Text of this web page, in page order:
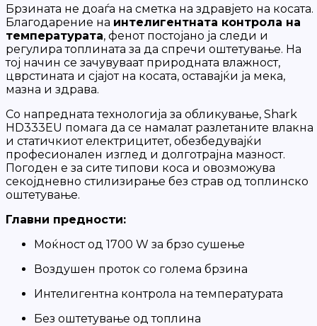
Брзината не доаѓа на сметка на здравјето на косата.
Благодарение на интелигентната контрола на
температурата, фенот постојано ја следи и
регулира топлината за да спречи оштетување. На
тој начин се зачувуваат природната влажност,
цврстината и сјајот на косата, оставајќи ја мека,
мазна и здрава.
Со напредната технологија за обликување, Shark
HD333EU помага да се намалат разлетаните влакна
и статичкиот електрицитет, обезбедувајќи
професионален изглед и долготрајна мазност.
Погоден е за сите типови коса и овозможува
секојдневно стилизирање без страв од топлинско
оштетување.
Главни предности:
Моќност од 1700 W за брзо сушење
Воздушен проток со голема брзина
Интелигентна контрола на температурата
Без оштетување од топлина